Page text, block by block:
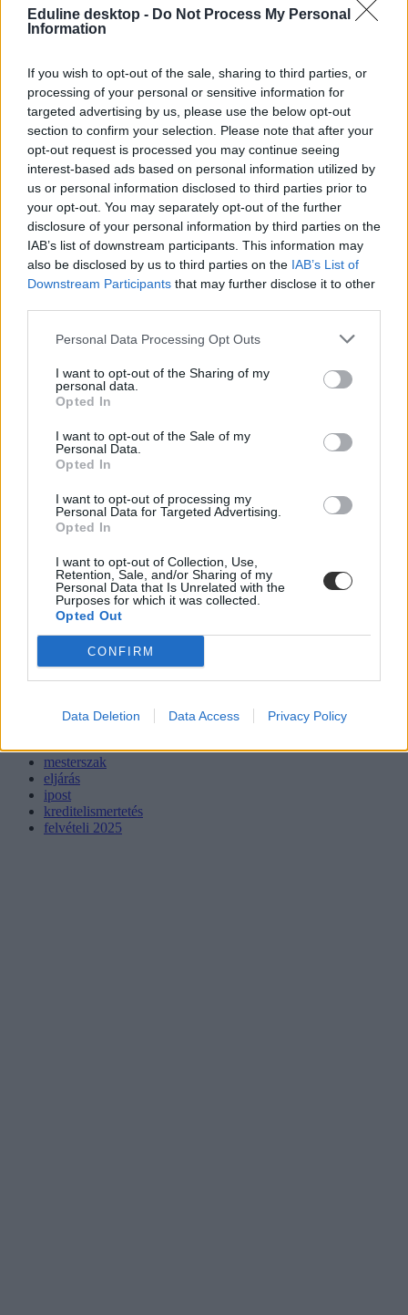
Eduline desktop - Do Not Process My Personal
Information
If you wish to opt-out of the sale, sharing to third parties, or
processing of your personal or sensitive information for
targeted advertising by us, please use the below opt-out
section to confirm your selection. Please note that after your
opt-out request is processed you may continue seeing
interest-based ads based on personal information utilized by
us or personal information disclosed to third parties prior to
your opt-out. You may separately opt-out of the further
disclosure of your personal information by third parties on the
IAB’s list of downstream participants. This information may
also be disclosed by us to third parties on the IAB’s List of
Downstream Participants that may further disclose it to other
Personal Data Processing Opt Outs
I want to opt-out of the Sharing of my
personal data.
Opted In
I want to opt-out of the Sale of my
Personal Data.
Opted In
I want to opt-out of processing my
Personal Data for Targeted Advertising.
Opted In
I want to opt-out of Collection, Use,
Retention, Sale, and/or Sharing of my
Personal Data that Is Unrelated with the
Purposes for which it was collected.
Opted Out
CONFIRM
Data Deletion Data Access Privacy Policy
mesterszak
eljárás
ipost
kreditelismertetés
felvételi 2025